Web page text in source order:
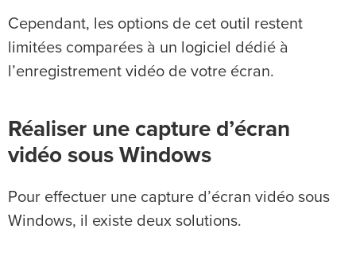
Cependant, les options de cet outil restent
limitées comparées à un logiciel dédié à
l’enregistrement vidéo de votre écran.
Réaliser une capture d’écran
vidéo sous Windows
Pour effectuer une capture d’écran vidéo sous
Windows, il existe deux solutions.